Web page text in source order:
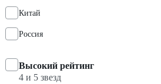
Китай
Россия
Высокий рейтинг
4 и 5 звезд